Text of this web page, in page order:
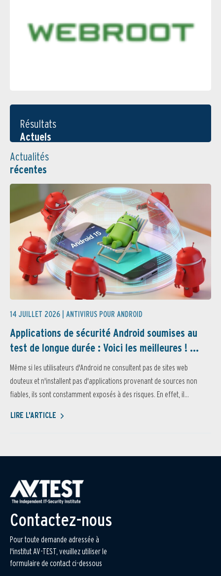
Résultats
Actuels
Actualités
récentes
14 JUILLET 2026 | ANTIVIRUS POUR ANDROID
Applications de sécurité Android soumises au
test de longue durée : Voici les meilleures ! ...
Même si les utilisateurs d'Android ne consultent pas de sites web
douteux et n'installent pas d'applications provenant de sources non
fiables, ils sont constamment exposés à des risques. En effet, il...
LIRE L'ARTICLE
Contactez-nous
Pour toute demande adressée à
l'institut AV-TEST, veuillez utiliser le
formulaire de contact ci-dessous